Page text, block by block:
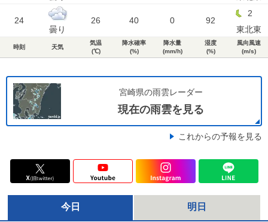
24
曇り
26 40 0 92
2
東北東
時刻 天気
気温
(℃)
降水確率
(%)
降水量
(mm/h)
湿度
(%)
風向風速
(m/s)
宮崎県の雨雲レーダー
現在の雨雲を見る
これからの予報を見る
今日 明日